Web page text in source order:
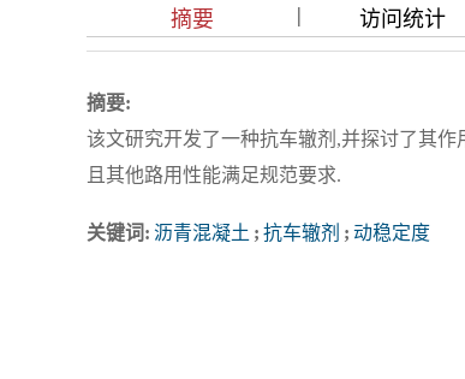
摘要 || 访问统计
摘要:
该文研究开发了一种抗车辙剂,并探讨了其
且其他路用性能满足规范要求.
关键词: 沥青混凝土 ; 抗车辙剂 ; 动稳定度